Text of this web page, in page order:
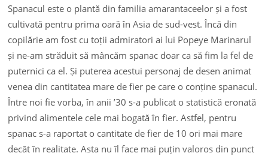
Spanacul este o plantă din familia amarantaceelor și a fost
cultivată pentru prima oară în Asia de sud-vest. Încă din
copilărie am fost cu toții admiratori ai lui Popeye Marinarul
și ne-am străduit să mâncăm spanac doar ca să fim la fel de
puternici ca el. Și puterea acestui personaj de desen animat
venea din cantitatea mare de fier pe care o conține spanacul.
Între noi fie vorba, în anii ’30 s-a publicat o statistică eronată
privind alimentele cele mai bogată în fier. Astfel, pentru
spanac s-a raportat o cantitate de fier de 10 ori mai mare
decât în realitate. Asta nu îl face mai puțin valoros din punct